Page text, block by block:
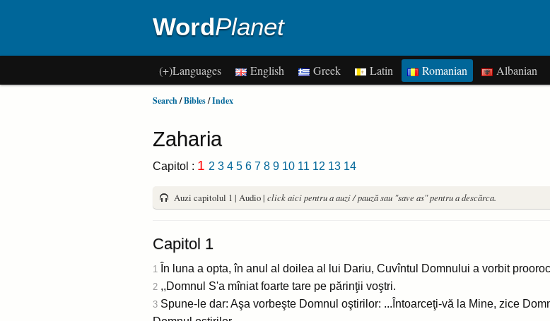
WordPlanet
(+)Languages English Greek Latin Romanian Albanian
Search/Bibles/Index
Zaharia
Capitol : 1 2 3 4 5 6 7 8 9 10 11 12 13 14
Auzi capitolul 1 | Audio | click aici pentru a auzi / pauză sau "save as" pentru a descărca.
Capitol 1
1 În luna a opta, în anul al doilea al lui Dariu, Cuvîntul Domnului a vorbit
2 ,,Domnul S'a mîniat foarte tare pe părinţii voştri.
3 Spune-le dar: Aşa vorbeşte Domnul oştirilor: ...Întoarceţi-vă la Mine, zice